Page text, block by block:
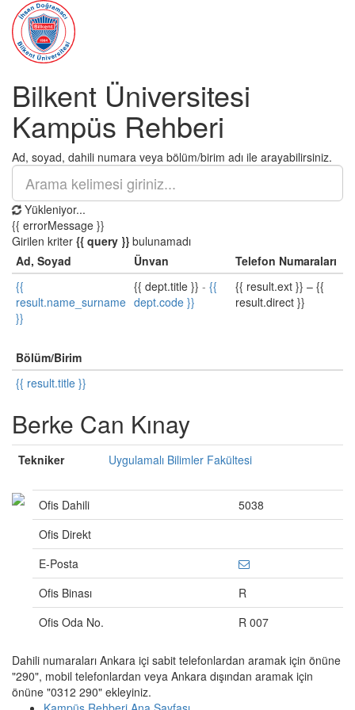
Bilkent Üniversitesi
Kampüs Rehberi
Ad, soyad, dahili numara veya bölüm/birim adı ile arayabilirsiniz.
Yükleniyor...
{{ errorMessage }}
Girilen kriter {{ query }} bulunamadı
Ad, Soyad
Ünvan
Telefon Numaraları
{{
result.name_surname
}}
{{ dept.title }} - {{
dept.code }}
{{ result.ext }} – {{
result.direct }}
Bölüm/Birim
{{ result.title }}
Berke Can Kınay
Tekniker Uygulamalı Bilimler Fakültesi
Ofis Dahili
5038
Ofis Direkt
E-Posta
Ofis Binası
R
Ofis Oda No.
R 007
Dahili numaraları Ankara içi sabit telefonlardan aramak için önüne
"290", mobil telefonlardan veya Ankara dışından aramak için
önüne "0312 290" ekleyiniz.